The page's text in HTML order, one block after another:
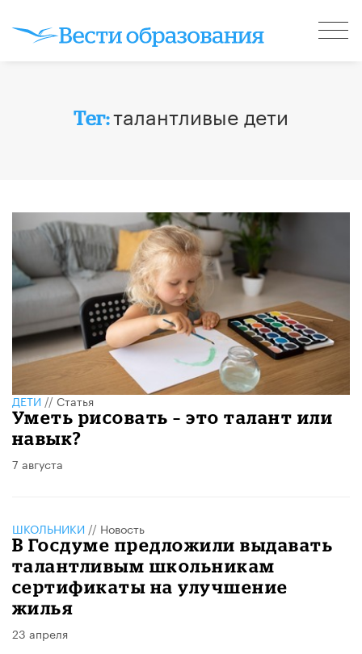
Тег:талантливые дети
ДЕТИ//Статья
Уметь рисовать – это талант или
навык?
7 августа
ШКОЛЬНИКИ // Новость
В Госдуме предложили выдавать
талантливым школьникам
сертификаты на улучшение
жилья
23 апреля